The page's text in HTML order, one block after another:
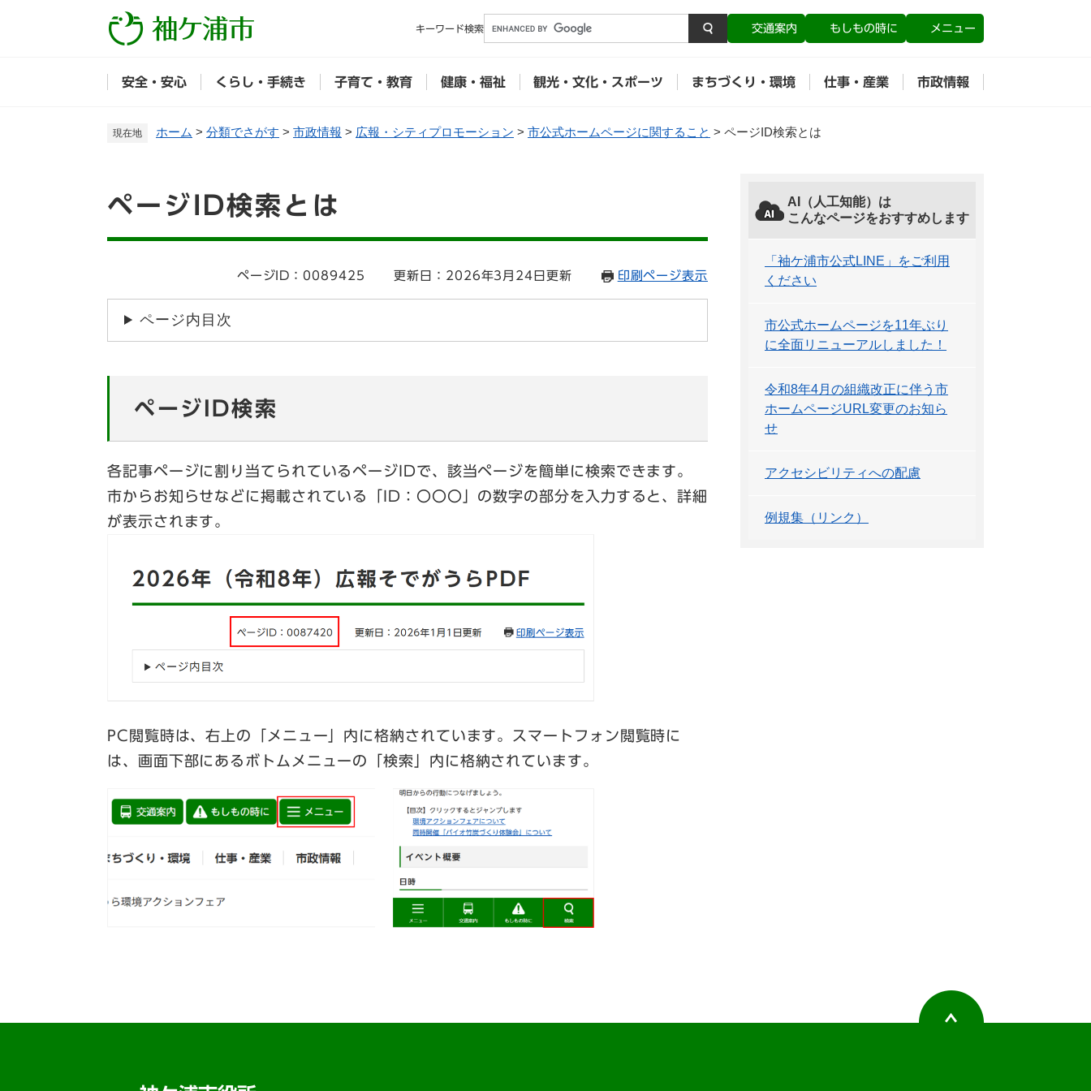
メニューを飛ばして本文へ
キーワード検索 交通案内 もしもの時に メニュー
安全・安心 くらし・手続き 子育て・教育 健康・福祉 観光・文化・スポーツ まちづくり・環境 仕事・産業 市政情報
現在地 ホーム > 分類でさがす > 市政情報 > 広報・シティプロモーション > 市公式ホームページに関すること > ページID検索とは
文
ページID検索とは
ページID：0089425 更新日：2026年3月24日更新 印刷ページ表示
ページ内目次
ページID検索
各記事ページに割り当てられているページIDで、該当ページを簡単に検索できます。
市からお知らせなどに掲載されている「ID：〇〇〇」の数字の部分を入力すると、詳細
が表示されます。
PC閲覧時は、右上の「メニュー」内に格納されています。スマートフォン閲覧時に
は、画面下部にあるボトムメニューの「検索」内に格納されています。
AI（人工知能）は
こんなページをおすすめします
「袖ケ浦市公式LINE」をご利用
ください
市公式ホームページを11年ぶり
に全面リニューアルしました！
令和8年4月の組織改正に伴う市
ホームページURL変更のお知ら
せ
アクセシビリティへの配慮
例規集（リンク）